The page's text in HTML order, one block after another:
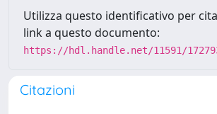
Utilizza questo identificativo per
link a questo documento:
https://hdl.handle.net/11591/
Citazioni